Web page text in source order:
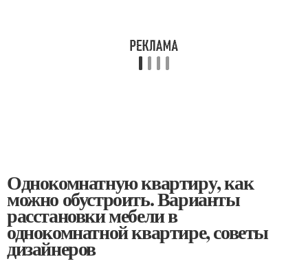
Однокомнатную квартиру, как
можно обустроить. Варианты
расстановки мебели в
однокомнатной квартире, советы
дизайнеров